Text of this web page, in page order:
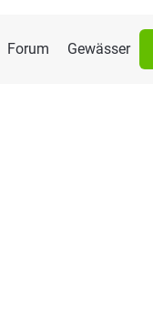
Forum Gewässer